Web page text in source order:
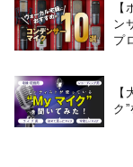
ン
プ
ク